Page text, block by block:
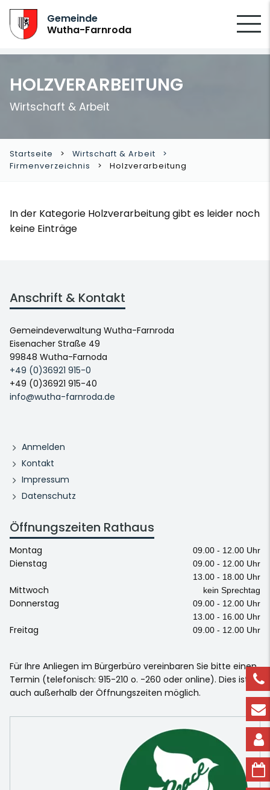
Gemeinde
Wutha-Farnroda
HOLZVERARBEITUNG
Wirtschaft & Arbeit
Startseite
Wirtschaft & Arbeit
Firmenverzeichnis
Holzverarbeitung
In der Kategorie Holzverarbeitung gibt es leider noch
keine Einträge
Anschrift & Kontakt
Gemeindeverwaltung Wutha-Farnroda
Eisenacher Straße 49
99848 Wutha-Farnoda
+49 (0)36921 915-0
+49 (0)36921 915-40
info@wutha-farnroda.de
Anmelden
Kontakt
Impressum
Datenschutz
Öffnungszeiten Rathaus
Montag 09.00 - 12.00 Uhr
Dienstag
09.00 - 12.00 Uhr
13.00 - 18.00 Uhr
Mittwoch kein Sprechtag
Donnerstag
09.00 - 12.00 Uhr
13.00 - 16.00 Uhr
Freitag 09.00 - 12.00 Uhr
Für Ihre Anliegen im Bürgerbüro vereinbaren Sie bitte einen
Termin (telefonisch: 915-210 o. -260 oder online). Dies ist
auch außerhalb der Öffnungszeiten möglich.